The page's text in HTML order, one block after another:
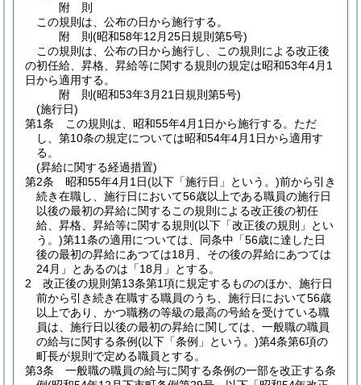
附 則
この規則は、公布の日から施行する。
附 則(昭和58年12月25日規則第5号)
この規則は、公布の日から施行し、この規則による改正後
の初任給、昇格、昇給等に関する規則の規定は昭和53年4月1
日から適用する。
附 則(昭和53年3月21日規則第5号)
(施行日)
第1条
この規則は、昭和55年4月1日から施行する。 ただ
し、第10条の規定については昭和54年4月1日から適用す
る。
(昇給に関する経過措置)
第2条
昭和55年4月1日(以下「施行日」という。)前から引き
続き在職し、施行日において56歳以上である職員の施行日
以後の最初の昇給に関するこの規則による改正後の初任
給、昇格、昇給等に関する規則 (以下「改正後の規則」とい
う。)第11条の適用については、同条中「56歳に達した日
後の最初の昇給にあつては18月、その後の昇給にあつては
24月」とあるのは「18月」とする。
2
改正後の規則第13条第1項に規定するもののほか、施行日
前から引き続き在職する職員のうち、施行日において56歳
以上であり、かつ職務の等級の最高の号給を受けている職
員は、施行日以後の最初の昇給に関しては、一般職の職員
の給与に関する条例(以下「条例」という。)第4条第6項の
町長が規則で定める職員とする。
第3条
一般職の職員の給与に関する条例の一部を改正する条